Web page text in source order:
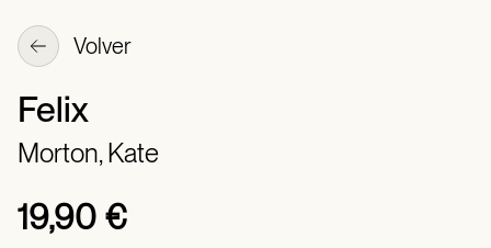
Volver
Felix
Morton, Kate
19,90 €